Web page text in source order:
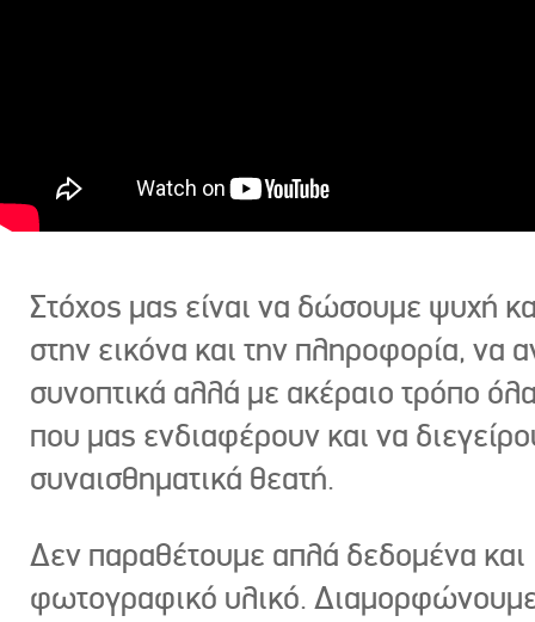
Στόχος μας είναι να δώσουμε ψυχή
στην εικόνα και την πληροφορία, να
συνοπτικά αλλά με ακέραιο τρόπο
που μας ενδιαφέρουν και να
συναισθηματικά θεατή.
Δεν παραθέτουμε απλά δεδομένα και
φωτογραφικό υλικό.